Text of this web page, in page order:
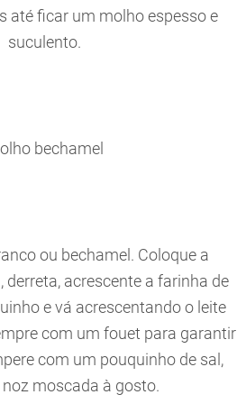
até ficar um molho espesso e
suculento.
bechamel
ou bechamel. Coloque a
derreta, acrescente a farinha de
e vá acrescentando o leite
com um fouet para garantir
com um pouquinho de sal,
moscada à gosto.